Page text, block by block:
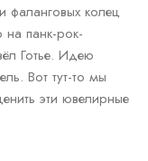
колец
на панк-рок-
Готье. Идею
Вот тут-то мы
эти ювелирные